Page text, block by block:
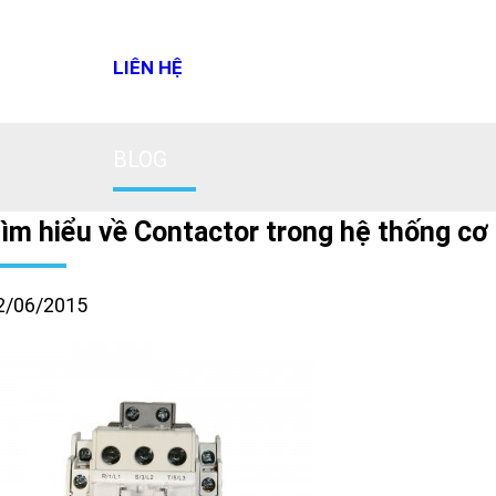
LIÊN HỆ
hiểu về Contactor trong hệ thống cơ
06/2015